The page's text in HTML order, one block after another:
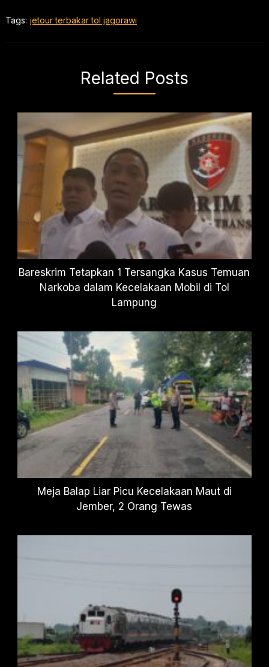
Tags: jetour terbakar tol jagorawi
Related Posts
Bareskrim Tetapkan 1 Tersangka Kasus Temuan
Narkoba dalam Kecelakaan Mobil di Tol
Lampung
Meja Balap Liar Picu Kecelakaan Maut di
Jember, 2 Orang Tewas